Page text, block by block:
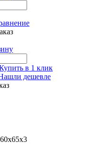
в 1 клик
дешевле